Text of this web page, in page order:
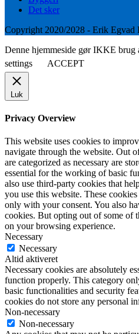
Det sker
Copyright 2020/2028 - Erik Egvad
Denne hjemmeside gør IKKE brug
settings
ACCEPT
Luk
Privacy Overview
This website uses cookies to
navigate through the website. Out
are categorized as necessary are
essential for the working of basic
also use third-party cookies that
you use this website. These
only with your consent. You also
cookies. But opting out of some of
on your browsing experience.
Necessary
Necessary
Altid aktiveret
Necessary cookies are absolutely
function properly. This category
basic functionalities and security
cookies do not store any personal
Non-necessary
Non-necessary